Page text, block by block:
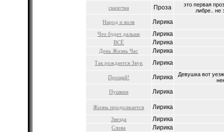
сказочка Проза
это первая
либре.. не
Народ и воля
Лирика
Что будет дальше Лирика
ВСЁ Лирика
День Жизнь Час Лирика
Так рождается Звук Лирика
Прощай! Лирика
Девушка вот
Пушкин
Лирика
Жизнь продолжается Лирика
Звезда Лирика
Слова Лирика